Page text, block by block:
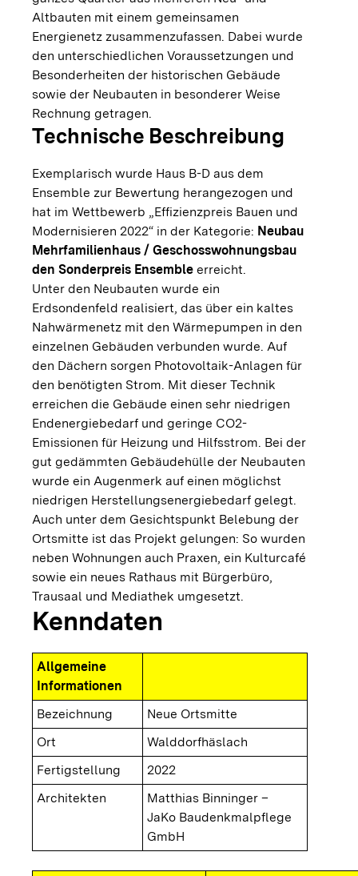
Altbauten mit einem gemeinsamen
Energienetz zusammenzufassen. Dabei wurde
den unterschiedlichen Voraussetzungen und
Besonderheiten der historischen Gebäude
sowie der Neubauten in besonderer Weise
Rechnung getragen.
Technische Beschreibung
Exemplarisch wurde Haus B-D aus dem
Ensemble zur Bewertung herangezogen und
hat im Wettbewerb „Effizienzpreis Bauen und
Modernisieren 2022“ in der Kategorie: Neubau
Mehrfamilienhaus / Geschosswohnungsbau
den Sonderpreis Ensemble erreicht.
Unter den Neubauten wurde ein
Erdsondenfeld realisiert, das über ein kaltes
Nahwärmenetz mit den Wärmepumpen in den
einzelnen Gebäuden verbunden wurde. Auf
den Dächern sorgen Photovoltaik-Anlagen für
den benötigten Strom. Mit dieser Technik
erreichen die Gebäude einen sehr niedrigen
Endenergiebedarf und geringe CO2-
Emissionen für Heizung und Hilfsstrom. Bei der
gut gedämmten Gebäudehülle der Neubauten
wurde ein Augenmerk auf einen möglichst
niedrigen Herstellungsenergiebedarf gelegt.
Auch unter dem Gesichtspunkt Belebung der
Ortsmitte ist das Projekt gelungen: So wurden
neben Wohnungen auch Praxen, ein Kulturcafé
sowie ein neues Rathaus mit Bürgerbüro,
Trausaal und Mediathek umgesetzt.
Kenndaten
Allgemeine
Informationen
Bezeichnung
Neue Ortsmitte
Ort
Walddorfhäslach
Fertigstellung
2022
Architekten
Matthias Binninger –
JaKo Baudenkmalpflege
GmbH